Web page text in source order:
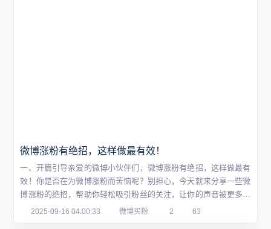
微博涨粉有绝招，这样做最有效！
一、开篇引导亲爱的微博小伙伴们，微博涨粉有绝招，这样做最有
效！你是否在为微博涨粉而苦恼呢？别担心，今天就来分享一些微
博涨粉的绝招，帮助你轻松吸引粉丝的关注，让你的声音被更多人
听到微博涨粉有绝招，这样做最有效！！二、内容正文首先，让我
们从认识微博涨粉的基本原理开始。微博作为一个社交平台，吸引
2025-09-16 04:00:33 微博买粉 2 63